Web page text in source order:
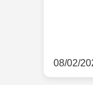
08/02/